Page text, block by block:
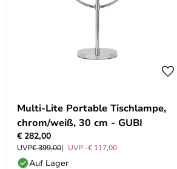
Multi-Lite Portable Tischlampe,
chrom/weiß, 30 cm - GUBI
€ 282,00
UVP€ 399,00 UVP -€ 117,00
Auf Lager